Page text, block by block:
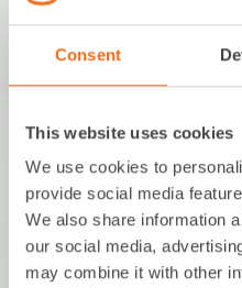
Consent
This website uses cookies
We use cookies to
provide social media
We also share information
our social media,
may combine it with other
Walchstraße 5
86157 Augsburg
Deutschland